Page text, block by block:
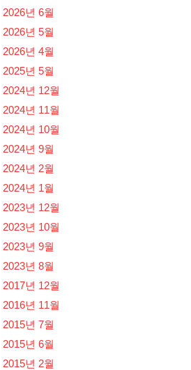
2026년 6월
2026년 5월
2026년 4월
2025년 5월
2024년 12월
2024년 11월
2024년 10월
2024년 9월
2024년 2월
2024년 1월
2023년 12월
2023년 10월
2023년 9월
2023년 8월
2017년 12월
2016년 11월
2015년 7월
2015년 6월
2015년 2월